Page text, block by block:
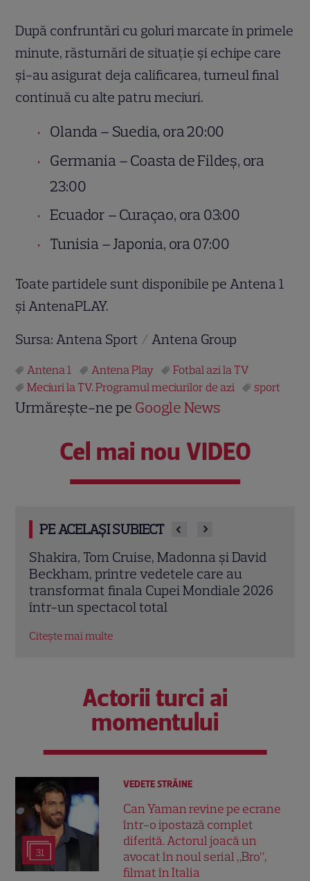
După confruntări cu goluri marcate în primele
minute, răsturnări de situație și echipe care
și-au asigurat deja calificarea, turneul final
continuă cu alte patru meciuri.
Olanda – Suedia, ora 20:00
Germania – Coasta de Fildeș, ora
23:00
Ecuador – Curaçao, ora 03:00
Tunisia – Japonia, ora 07:00
Toate partidele sunt disponibile pe Antena 1
și AntenaPLAY.
Sursa: Antena Sport / Antena Group
Antena 1 Antena Play
Fotbal azi la TV
Meciuri la TV. Programul meciurilor de azi
sport
Urmărește-ne pe Google News
Cel mai nou VIDEO
PE ACELAȘI SUBIECT
Show în stil Super Bowl la finala Spania –
Argentina! Ce post TV îl difuzează, în loc
de Antena 1
Actorii turci ai
momentului
31
VEDETE STRĂINE
Can Yaman revine pe ecrane
într-o ipostază complet
diferită. Actorul joacă un
avocat în noul serial „Bro”,
filmat în Italia